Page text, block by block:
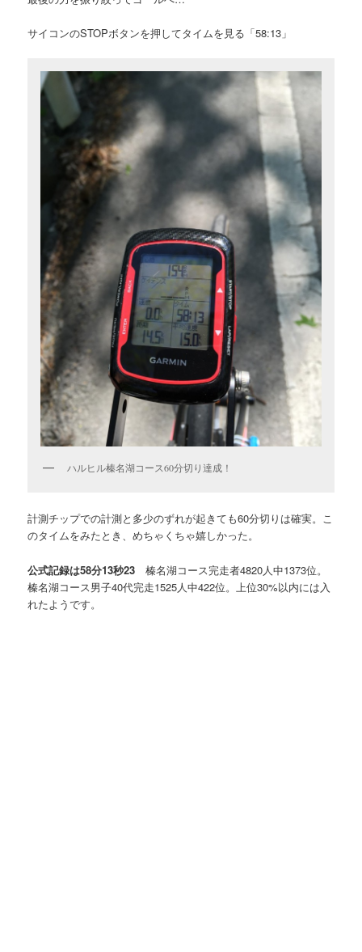
サイコンのSTOPボタンを押してタイムを見る「58:13」
ハルヒル榛名湖コース60分切り達成！
計測チップでの計測と多少のずれが起きても60分切りは確実。こ
のタイムをみたとき、めちゃくちゃ嬉しかった。
公式記録は58分13秒23 榛名湖コース完走者4820人中1373位。
榛名湖コース男子40代完走1525人中422位。上位30%以内には入
れたようです。